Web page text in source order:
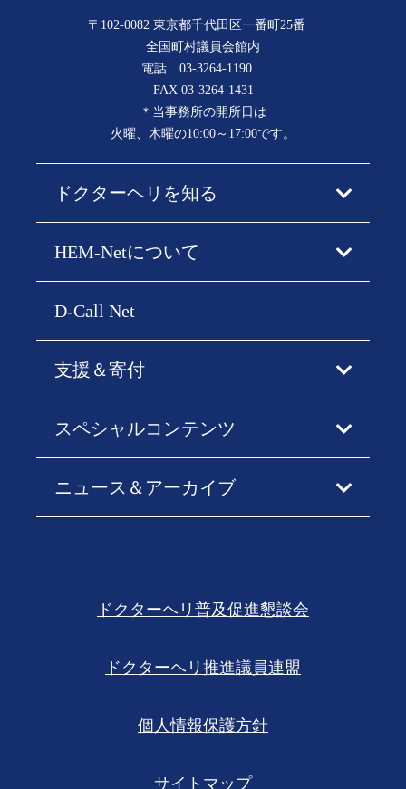
〒102-0082 東京都千代田区一番町25番
全国町村議員会館内
電話 03-3264-1190
FAX 03-3264-1431
＊当事務所の開所日は
火曜、木曜の10:00～17:00です。
ドクターヘリを知る
HEM-Netについて
D-Call Net
支援＆寄付
スペシャルコンテンツ
ニュース＆アーカイブ
ドクターヘリ普及促進懇談会
ドクターヘリ推進議員連盟
個人情報保護方針
サイトマップ